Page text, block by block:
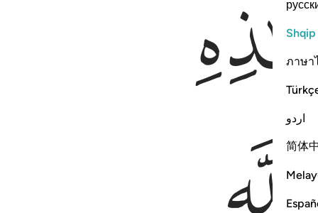
Shqip
ภาษา
اردو
简体
ﳞ